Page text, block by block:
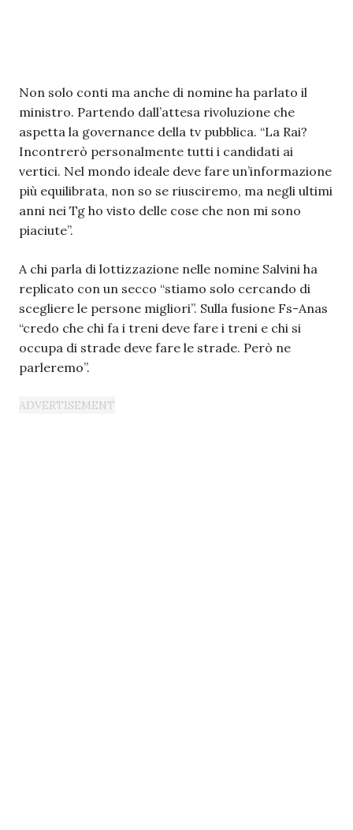
Non solo conti ma anche di nomine ha parlato il
ministro. Partendo dall’attesa rivoluzione che
aspetta la governance della tv pubblica. “La Rai?
Incontrerò personalmente tutti i candidati ai
vertici. Nel mondo ideale deve fare un’informazione
più equilibrata, non so se riusciremo, ma negli ultimi
anni nei Tg ho visto delle cose che non mi sono
piaciute”.
A chi parla di lottizzazione nelle nomine Salvini ha
replicato con un secco “stiamo solo cercando di
scegliere le persone migliori”. Sulla fusione Fs-Anas
“credo che chi fa i treni deve fare i treni e chi si
occupa di strade deve fare le strade. Però ne
parleremo”.